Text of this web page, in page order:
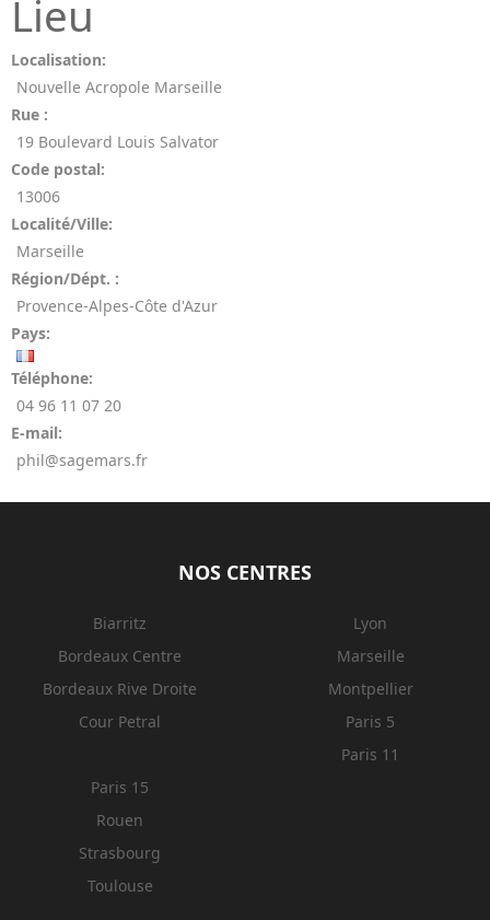
Lieu
Localisation:
Nouvelle Acropole Marseille
Rue :
19 Boulevard Louis Salvator
Code postal:
13006
Localité/Ville:
Marseille
Région/Dépt. :
Provence-Alpes-Côte d'Azur
Pays:
Téléphone:
04 96 11 07 20
E-mail:
phil@sagemars.fr
NOS CENTRES
Biarritz
Bordeaux Centre
Bordeaux Rive Droite
Cour Petral
Lyon
Marseille
Montpellier
Paris 5
Paris 11
Paris 15
Rouen
Strasbourg
Toulouse